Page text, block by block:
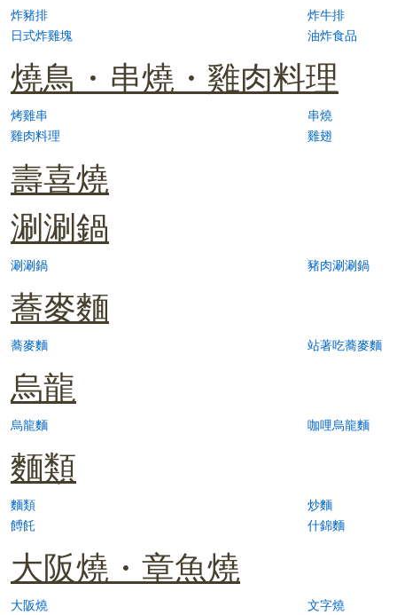
炸豬排
炸牛排
日式炸雞塊
油炸食品
燒鳥・串燒・雞肉料理
烤雞串
串燒
雞肉料理
雞翅
壽喜燒
涮涮鍋
涮涮鍋 豬肉涮涮鍋
蕎麥麵
蕎麥麵 站著吃蕎麥麵
烏龍
烏龍麵 咖哩烏龍麵
麵類
麵類
炒麵
餺飥
什錦麵
大阪燒・章魚燒
大阪燒
文字燒